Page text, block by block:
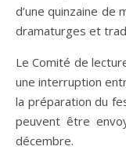
d’une quinzaine de
dramaturges et
Le Comité de
une interruption
la préparation du
peuvent être
décembre.